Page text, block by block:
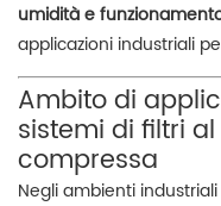
umidità e
applicazioni industriali
Ambito di
sistemi di filtri
compressa
Negli ambienti